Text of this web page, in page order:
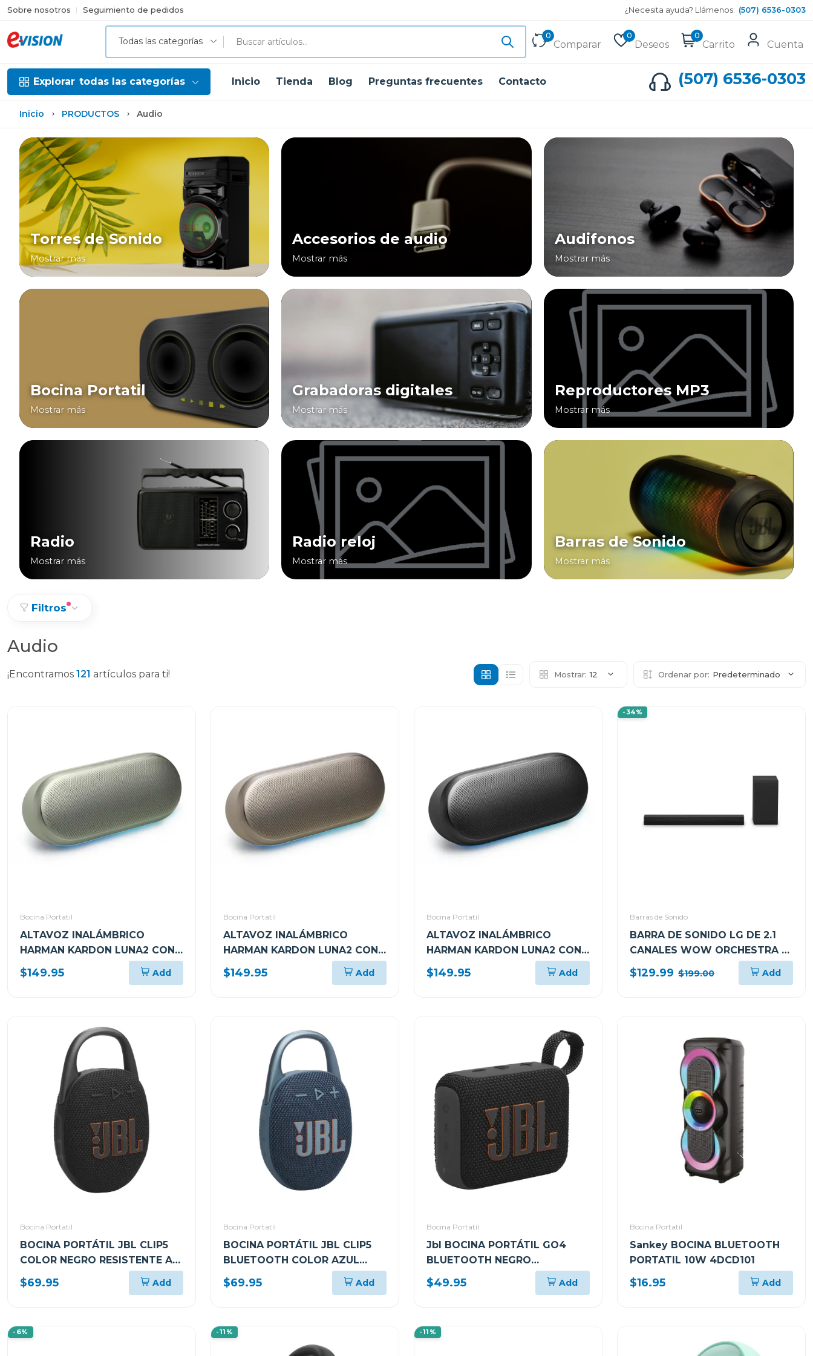
Sobre nosotros Seguimiento de pedidos ¿Necesita ayuda? Llámenos: (507) 6536-0303
Todas las categorías
0
Comparar
0
Deseos
0
Carrito Cuenta
Explorar todas las categorías Inicio Tienda Blog Preguntas frecuentes Contacto (507) 6536-0303
Inicio PRODUCTOS Audio
Torres de Sonido
Mostrar más
Accesorios de audio
Mostrar más
Audifonos
Mostrar más
Bocina Portatil
Mostrar más
Grabadoras digitales
Mostrar más
Reproductores MP3
Mostrar más
Radio
Mostrar más
Radio reloj
Mostrar más
Barras de Sonido
Mostrar más
Filtros
Audio
¡Encontramos 121 artículos para ti! Mostrar: 12 Ordenar por: Predeterminado
Bocina Portatil
ALTAVOZ INALÁMBRICO
HARMAN KARDON LUNA2 CON
BLUETOOTH RESISTENTE AL
AGUA COLOR ICE MINT
$149.95 Add
Bocina Portatil
ALTAVOZ INALÁMBRICO
HARMAN KARDON LUNA2 CON
BLUETOOTH RESISTENTE AL
AGUA COLOR WARM SAND
$149.95 Add
Bocina Portatil
ALTAVOZ INALÁMBRICO
HARMAN KARDON LUNA2 CON
BLUETOOTH RESISTENTE AL
AGUA CLASSIC BLACK
$149.95 Add
-34%
Barras de Sonido
BARRA DE SONIDO LG DE 2.1
CANALES WOW ORCHESTRA E
INTERFAZ 140W S30A
$129.99 $199.00 Add
Bocina Portatil
BOCINA PORTÁTIL JBL CLIP5
COLOR NEGRO RESISTENTE AL
AGUA Y POLVO
$69.95 Add
Bocina Portatil
BOCINA PORTÁTIL JBL CLIP5
BLUETOOTH COLOR AZUL
RESISTENTE AL AGUA Y POLVO
$69.95 Add
Bocina Portatil
Jbl BOCINA PORTÁTIL GO4
BLUETOOTH NEGRO
RESISTENTE AL AGUA Y POLVO
GO4
$49.95 Add
Bocina Portatil
Sankey BOCINA BLUETOOTH
PORTATIL 10W 4DCD101
$16.95 Add
-6% -11% -11%